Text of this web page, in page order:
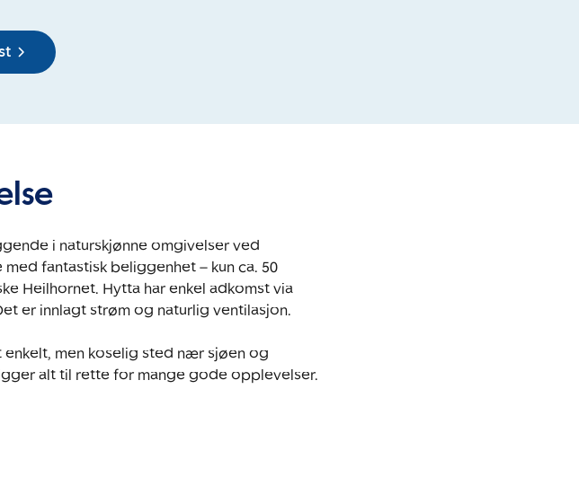
i naturskjønne omgivelser ved
fantastisk beliggenhet – kun ca. 50
Heilhornet. Hytta har enkel adkomst via
er innlagt strøm og naturlig ventilasjon.
men koselig sted nær sjøen og
alt til rette for mange gode opplevelser.